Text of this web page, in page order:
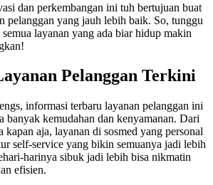
dan perkembangan ini tuh bertujuan buat
pelanggan yang jauh lebih baik. So, tunggu
layanan yang ada biar hidup makin
Pelanggan Terkini
informasi terbaru layanan pelanggan ini
banyak kemudahan dan kenyamanan. Dari
kapan aja, layanan di sosmed yang personal
self-service yang bikin semuanya jadi lebih
harinya sibuk jadi lebih bisa nikmatin
efisien.